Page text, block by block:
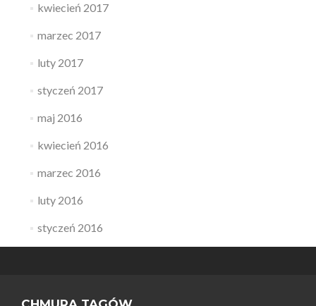
kwiecień 2017
marzec 2017
luty 2017
styczeń 2017
maj 2016
kwiecień 2016
marzec 2016
luty 2016
styczeń 2016